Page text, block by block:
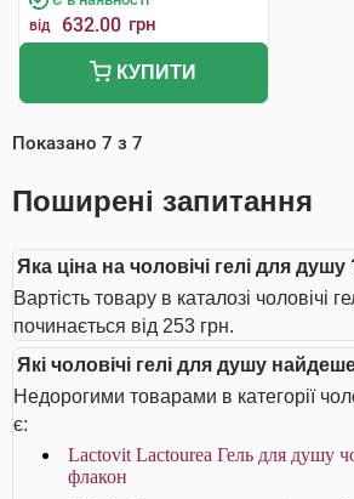
від 632.00 грн
КУПИТИ
Показано 7 з 7
Поширені запитання
Яка ціна на чоловічі гелі для душу
Вартість товару в каталозі чоловічі
починається від 253 грн.
Які чоловічі гелі для душу
Недорогими товарами в категорії
є:
Lactovit Lactourea Гель для душу
флакон